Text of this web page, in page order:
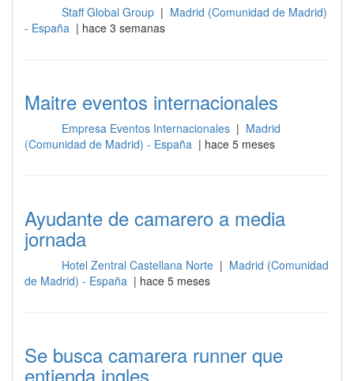
Staff Global Group | Madrid (Comunidad de Madrid)
- España | hace 3 semanas
Maitre eventos internacionales
Empresa Eventos Internacionales | Madrid
(Comunidad de Madrid) - España | hace 5 meses
Ayudante de camarero a media
jornada
Hotel Zentral Castellana Norte | Madrid (Comunidad
de Madrid) - España | hace 5 meses
Se busca camarera runner que
entienda ingles